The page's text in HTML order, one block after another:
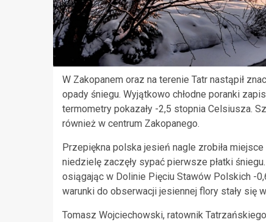
W Zakopanem oraz na terenie Tatr nastąpił
opady śniegu. Wyjątkowo chłodne poranki
termometry pokazały -2,5 stopnia Celsiusza.
również w centrum Zakopanego.
Przepiękna polska jesień nagle zrobiła
niedzielę zaczęły sypać pierwsze płatki
osiągając w Dolinie Pięciu Stawów Polskich -
warunki do obserwacji jesiennej flory stały się
Tomasz Wojciechowski, ratownik